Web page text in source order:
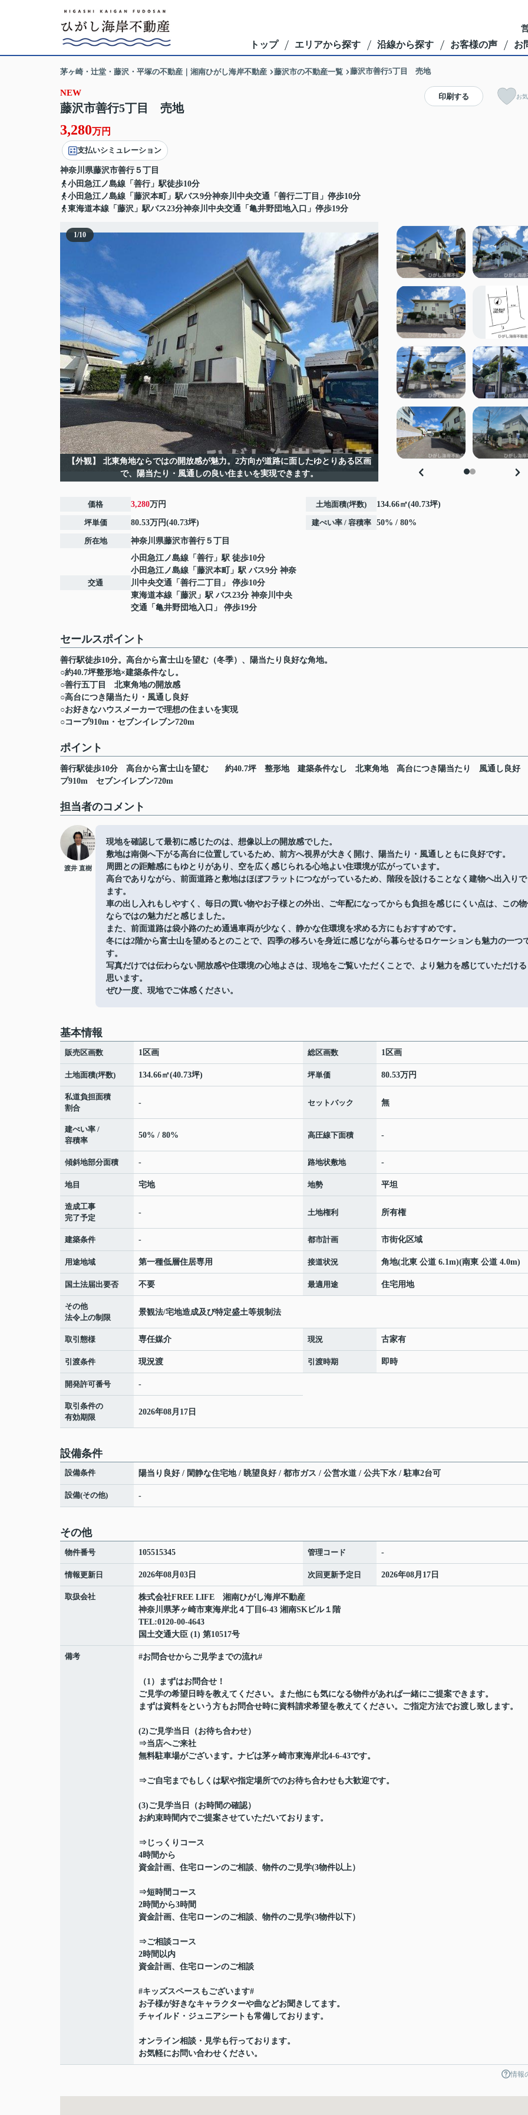
トップ エリアから探す 沿線から探す お客様の声 お
茅ヶ崎・辻堂・藤沢・平塚の不動産｜湘南ひがし海岸不動産 藤沢市の不動産一覧 藤沢市善行5丁目 売地
NEW
藤沢市善行5丁目 売地
3,280万円
支払いシミュレーション
神奈川県藤沢市善行５丁目
小田急江ノ島線「善行」駅徒歩10分
小田急江ノ島線「藤沢本町」駅バス9分神奈川中央交通「善行二丁目」停歩10分
東海道本線「藤沢」駅バス23分神奈川中央交通「亀井野団地入口」停歩19分
印刷する お
1/10
【外観】
北東角地ならではの開放感が魅力。2方向が道路に面したゆとりある区画
で、陽当たり・風通しの良い住まいを実現できます。
価格 3,280万円
坪単価 80.53万円(40.73坪)
所在地 神奈川県藤沢市善行５丁目
交通
小田急江ノ島線 「 善行」駅 徒歩10分
小田急江ノ島線 「 藤沢本町
」駅 バス9分 神奈
川中央交通「善行二丁目」 停歩10分
東海道本線 「 藤沢 」駅 バス23分 神奈川中央
交通「亀井野団地入口」 停歩19分
土地面積(坪数) 134.66㎡(40.73坪)
建ぺい率 / 容積率 50% / 80%
セールスポイント
善行駅徒歩10分。高台から富士山を望む（冬季）、陽当たり良好な角地。
○約40.7坪整形地×建築条件なし。
○善行五丁目 北東角地の開放感
○高台につき陽当たり・風通し良好
○お好きなハウスメーカーで理想の住まいを実現
○コープ910m・セブンイレブン720m
ポイント
善行駅徒歩10分 高台から富士山を望む 約40.7坪 整形地 建築条件なし 北東角地 高台につき陽当たり
風通し良好
プ910m
セブンイレブン720m
担当者のコメント
渡井 直樹
現地を確認して最初に感じたのは、想像以上の開放感でした。
敷地は南側へ下がる高台に位置しているため、前方へ視界が大きく開け、陽当たり・風通しともに良好です。
周囲との距離感にもゆとりがあり、空を広く感じられる心地よい住環境が広がっています。
高台でありながら、前面道路と敷地はほぼフラットにつながっているため、階段を設けることなく建物へ出入り
ます。
車の出し入れもしやすく、毎日の買い物やお子様との外出、ご年配になってからも負担を感じにくい点は、この
ならではの魅力だと感じました。
また、前面道路は袋小路のため通過車両が少なく、静かな住環境を求める方にもおすすめです。
冬には2階から富士山を望めるとのことで、四季の移ろいを身近に感じながら暮らせるロケーションも魅力の一つ
す。
写真だけでは伝わらない開放感や住環境の心地よさは、現地をご覧いただくことで、より魅力を感じていただけ
思います。
ぜひ一度、現地でご体感ください。
基本情報
販売区画数 1区画 総区画数 1区画
土地面積(坪数) 134.66㎡(40.73坪) 坪単価 80.53万円
私道負担面積
割合
- セットバック 無
建ぺい率 /
容積率
50% / 80% 高圧線下面積 -
傾斜地部分面積 - 路地状敷地 -
地目 宅地 地勢 平坦
造成工事
完了予定
- 土地権利 所有権
建築条件 - 都市計画 市街化区域
用途地域 第一種低層住居専用 接道状況 角地(北東 公道 6.1m)(南東 公道 4.0m)
国土法届出要否 不要 最適用途 住宅用地
その他
法令上の制限
景観法/宅地造成及び特定盛土等規制法
取引態様 専任媒介 現況 古家有
引渡条件 現況渡 引渡時期 即時
開発許可番号 -
取引条件の
有効期限
2026年08月17日
設備条件
設備条件 陽当り良好 / 閑静な住宅地 / 眺望良好 / 都市ガス / 公営水道 / 公共下水 / 駐車2台可
設備(その他) -
その他
物件番号 105515345 管理コード -
情報更新日 2026年08月03日 次回更新予定日 2026年08月17日
取扱会社
株式会社FREE LIFE 湘南ひがし海岸不動産
神奈川県茅ヶ崎市東海岸北４丁目6-43 湘南SKビル１階
TEL:0120-00-4643
国土交通大臣 (1) 第10517号
備考 #お問合せからご見学までの流れ#
（1）まずはお問合せ！
ご見学の希望日時を教えてください。また他にも気になる物件があれば一緒にご提案できます。
まずは資料をという方もお問合せ時に資料請求希望を教えてください。ご指定方法でお渡し致します。
(2)ご見学当日（お待ち合わせ）
⇒当店へご来社
無料駐車場がございます。ナビは茅ヶ崎市東海岸北4-6-43です。
⇒ご自宅までもしくは駅や指定場所でのお待ち合わせも大歓迎です。
(3)ご見学当日（お時間の確認）
お約束時間内でご提案させていただいております。
⇒じっくりコース
4時間から
資金計画、住宅ローンのご相談、物件のご見学(3物件以上）
⇒短時間コース
2時間から3時間
資金計画、住宅ローンのご相談、物件のご見学(3物件以下）
⇒ご相談コース
2時間以内
資金計画、住宅ローンのご相談
#キッズスペースもございます#
お子様が好きなキャラクターや曲などお聞きしてます。
チャイルド・ジュニアシートも常備しております。
オンライン相談・見学も行っております。
お気軽にお問い合わせください。
情報